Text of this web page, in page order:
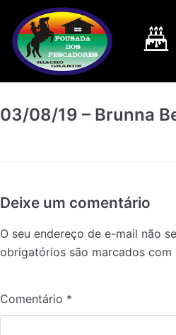
Pular
para
o
conteúdo
03/08/19 – Brunna
Deixe um comentário
O seu endereço de e-mail não
obrigatórios são marcados com
Comentário *